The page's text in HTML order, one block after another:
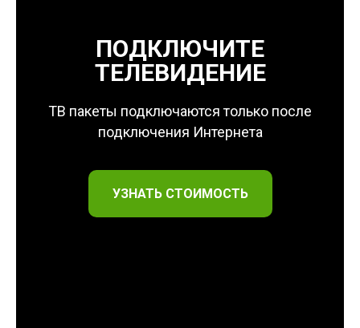
ПОДКЛЮЧИТЕ
ТЕЛЕВИДЕНИЕ
ТВ пакеты подключаются только после
подключения Интернета
УЗНАТЬ СТОИМОСТЬ